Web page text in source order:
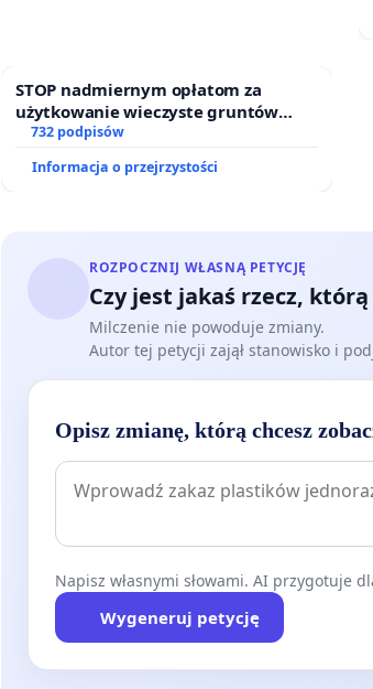
STOP nadmiernym opłatom za
użytkowanie wieczyste gruntów
zajmowanych przez rodzinne ogrody
732 podpisów
Informacja o przejrzystości
ROZPOCZNIJ WŁASNĄ PETYCJĘ
Czy jest jakaś rzecz,
Milczenie nie powoduje zmiany.
Autor tej petycji zajął stanowisko i
Opisz zmianę, którą chcesz
Napisz własnymi słowami. AI przygotuje
Wygeneruj petycję